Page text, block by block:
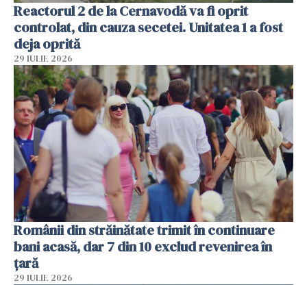
Reactorul 2 de la Cernavodă va fi oprit
controlat, din cauza secetei. Unitatea 1 a fost
deja oprită
29 IULIE 2026
Românii din străinătate trimit în continuare
bani acasă, dar 7 din 10 exclud revenirea în
țară
29 IULIE 2026